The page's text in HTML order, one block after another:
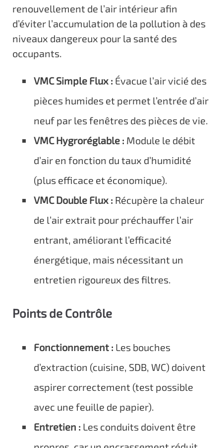
renouvellement de l’air intérieur afin
d’éviter l’accumulation de la pollution à des
niveaux dangereux pour la santé des
occupants.
VMC Simple Flux : Évacue l’air vicié des
pièces humides et permet l’entrée d’air
neuf par les fenêtres des pièces de vie.
VMC Hygroréglable : Module le débit
d’air en fonction du taux d’humidité
(plus efficace et économique).
VMC Double Flux : Récupère la chaleur
de l’air extrait pour préchauffer l’air
entrant, améliorant l’efficacité
énergétique, mais nécessitant un
entretien rigoureux des filtres.
Points de Contrôle
Fonctionnement : Les bouches
d’extraction (cuisine, SDB, WC) doivent
aspirer correctement (test possible
avec une feuille de papier).
Entretien : Les conduits doivent être